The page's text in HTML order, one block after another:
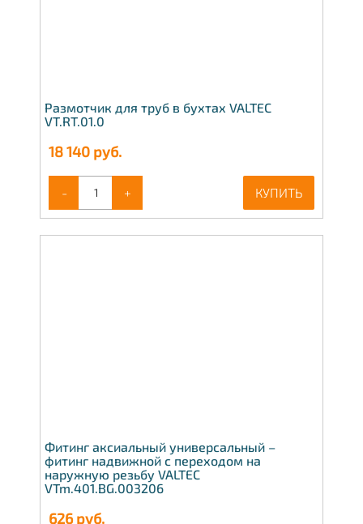
Размотчик для труб в бухтах VALTEC
VT.RT.01.0
18 140 руб.
- + КУПИТЬ
Фитинг аксиальный универсальный –
фитинг надвижной с переходом на
наружную резьбу VALTEC
VTm.401.BG.003206
626руб.